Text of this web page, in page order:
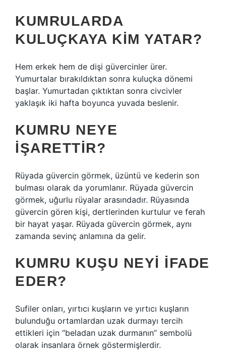
KUMRULARDA
KULUÇKAYA KIM YATAR?
Hem erkek hem de dişi güvercinler ürer.
Yumurtalar bırakıldıktan sonra kuluçka dönemi
başlar. Yumurtadan çıktıktan sonra civcivler
yaklaşık iki hafta boyunca yuvada beslenir.
KUMRU NEYE
IŞARETTIR?
Rüyada güvercin görmek, üzüntü ve kederin son
bulması olarak da yorumlanır. Rüyada güvercin
görmek, uğurlu rüyalar arasındadır. Rüyasında
güvercin gören kişi, dertlerinden kurtulur ve ferah
bir hayat yaşar. Rüyada güvercin görmek, aynı
zamanda sevinç anlamına da gelir.
KUMRU KUŞU NEYI IFADE
EDER?
Sufiler onları, yırtıcı kuşların ve yırtıcı kuşların
bulunduğu ortamlardan uzak durmayı tercih
ettikleri için “beladan uzak durmanın” sembolü
olarak insanlara örnek göstermişlerdir.